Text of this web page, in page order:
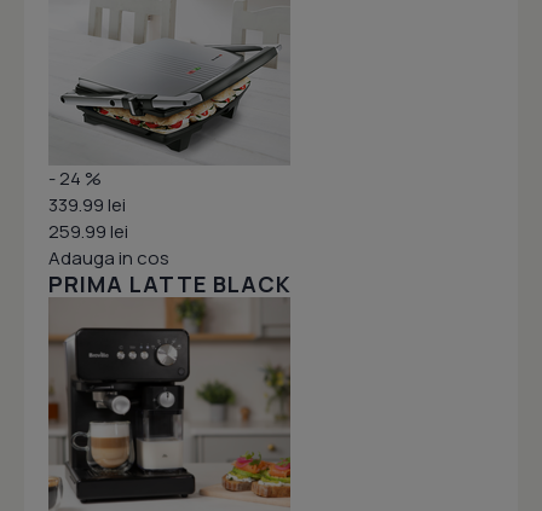
- 24 %
339.99 lei
259.99 lei
Adauga in cos
PRIMA LATTE BLACK